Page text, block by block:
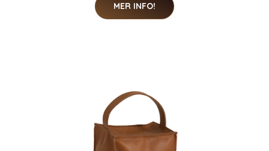
MER INFO!